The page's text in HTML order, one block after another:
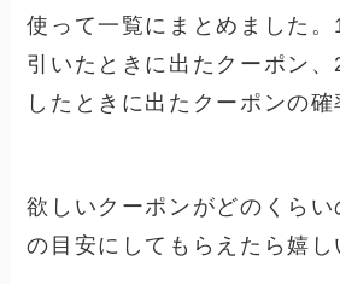
使って一覧にまとめました。
引いたときに出たクーポン
したときに出たクーポンの確
欲しいクーポンがどのくら
の目安にしてもらえたら嬉し